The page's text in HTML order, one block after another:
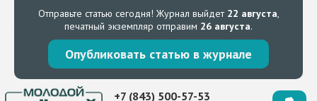
Отправьте статью сегодня! Журнал выйдет 22 августа,
печатный экземпляр отправим 26 августа.
Опубликовать статью в журнале
+7 (843) 500-57-53